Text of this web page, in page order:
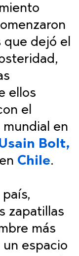
que dejó el
ellos
el
en
Bolt,
Chile.
zapatillas
más
espacio